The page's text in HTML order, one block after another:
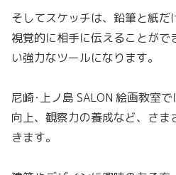
そしてスケッチは、鉛筆と紙
視覚的に相手に伝えることがで
い強力なツールになります。
尼崎･上ノ島 SALON 絵画教室
向上、観察力の養成など、さ
きます。